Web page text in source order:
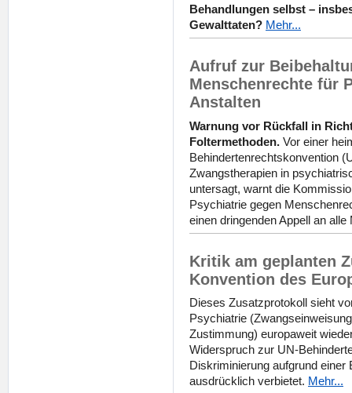
Behandlungen selbst –
Gewalttaten? Mehr...
Aufruf zur
Menschenrechte für
Anstalten
Warnung vor Rückfall in
Foltermethoden. Vor einer
Behindertenrechtskonvention
Zwangstherapien in
untersagt, warnt die
Psychiatrie gegen
einen dringenden Appell an
Kritik am geplanten
Konvention des
Dieses Zusatzprotokoll sieht
Psychiatrie
Zustimmung) europaweit
Widerspruch zur UN-
Diskriminierung aufgrund einer
ausdrücklich verbietet. Mehr...